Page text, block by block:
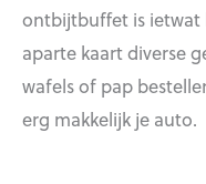
ontbijtbuffet is ietwat
aparte kaart diverse
wafels of pap
erg makkelijk je auto.